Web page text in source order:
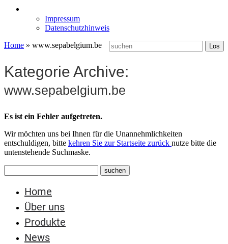
Impressum
Datenschutzhinweis
Home » www.sepabelgium.be
Kategorie Archive:
www.sepabelgium.be
Es ist ein Fehler aufgetreten.
Wir möchten uns bei Ihnen für die Unannehmlichkeiten
entschuldigen, bitte kehren Sie zur Startseite zurück nutze bitte die
untenstehende Suchmaske.
Home
Über uns
Produkte
News